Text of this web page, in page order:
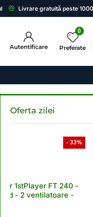
Livrare gratuită peste
Autentificare
0
Preferate
Oferta zilei